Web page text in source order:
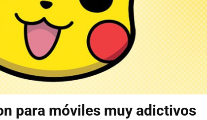
para móviles muy adictivos